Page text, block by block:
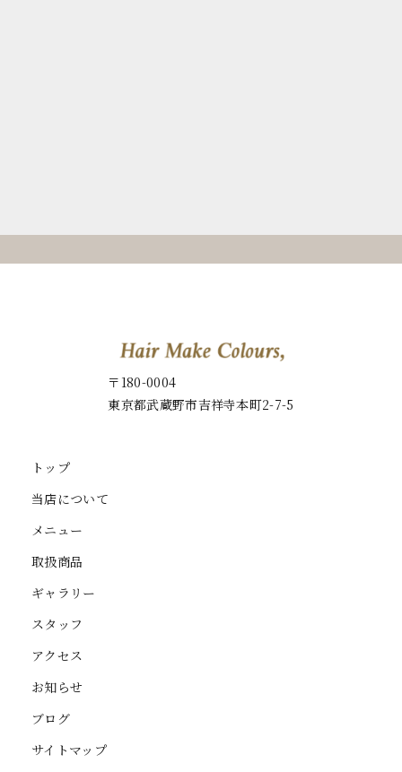
〒180-0004
東京都武蔵野市吉祥寺本町2-7-5
トップ
当店について
メニュー
取扱商品
ギャラリー
スタッフ
アクセス
お知らせ
ブログ
サイトマップ